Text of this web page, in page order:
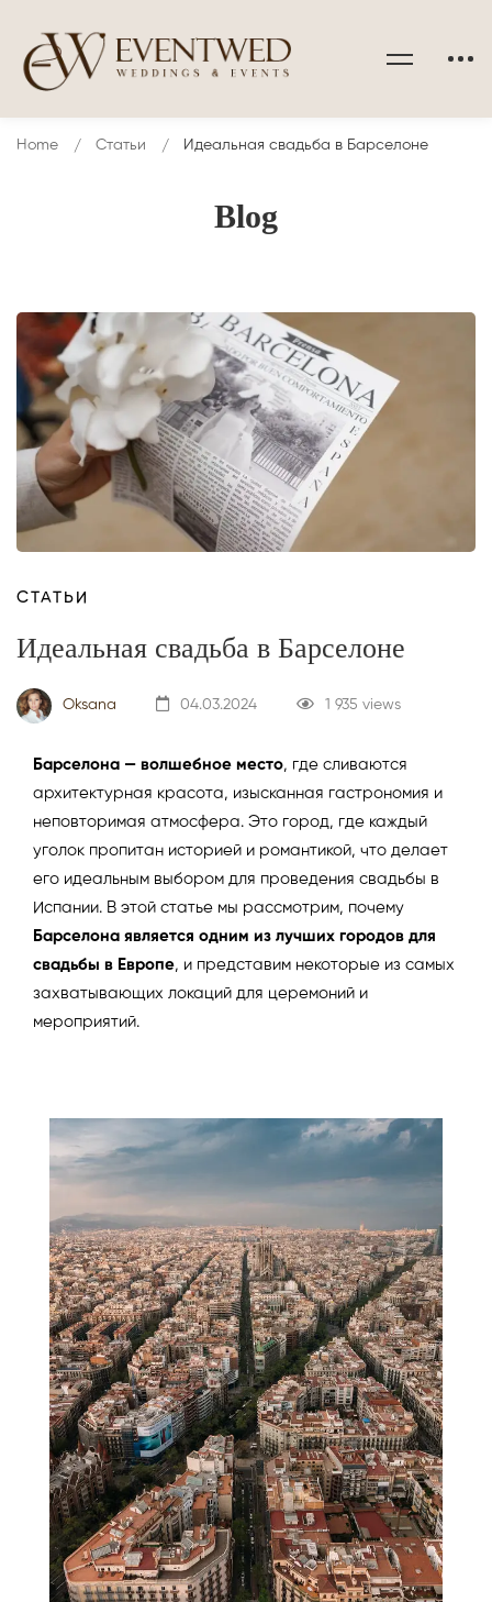
Blog
Home Статьи Идеальная свадьба в Барселоне
СТАТЬИ
Идеальная свадьба в Барселоне
Oksana 04.03.2024 1 935 views
Барселона — волшебное место, где сливаются
архитектурная красота, изысканная гастрономия и
неповторимая атмосфера. Это город, где каждый
уголок пропитан историей и романтикой, что делает
его идеальным выбором для проведения свадьбы в
Испании. В этой статье мы рассмотрим, почему
Барселона является одним из лучших городов для
свадьбы в Европе, и представим некоторые из самых
захватывающих локаций для церемоний и
мероприятий.